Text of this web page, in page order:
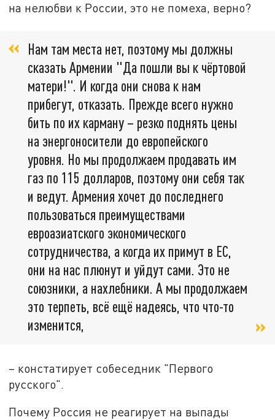
на нелюбви к России, это не помеха, верно?
Нам там места нет, поэтому мы должны
сказать Армении "Да пошли вы к чёртовой
матери!". И когда они снова к нам
прибегут, отказать. Прежде всего нужно
бить по их карману – резко поднять цены
на энергоносители до европейского
уровня. Но мы продолжаем продавать им
газ по 115 долларов, поэтому они себя так
и ведут. Армения хочет до последнего
пользоваться преимуществами
евроазиатского экономического
сотрудничества, а когда их примут в ЕС,
они на нас плюнут и уйдут сами. Это не
союзники, а нахлебники. А мы продолжаем
это терпеть, всё ещё надеясь, что что-то
изменится,
– констатирует собеседник "Первого
русского".
Почему Россия не реагирует на выпады